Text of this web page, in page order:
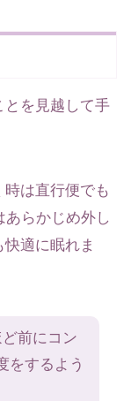
とを見越して手
は直行便でも
あらかじめ外し
適に眠れま
前にコン
をするよう